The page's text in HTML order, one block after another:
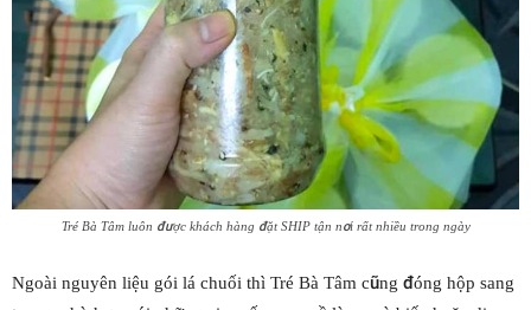
Tré Bà Tâm luôn được khách hàng đặt SHIP tận nơi rất nhiều trong ngày
Ngoài nguyên liệu gói lá chuối thì Tré Bà Tâm cũng đóng hộp sang